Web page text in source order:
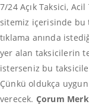
7/24 Açık Taksici,
sitemiz içerisinde bu
tıklama anında
yer alan taksicilerin
isterseniz bu
Çünkü oldukça
verecek. Çorum